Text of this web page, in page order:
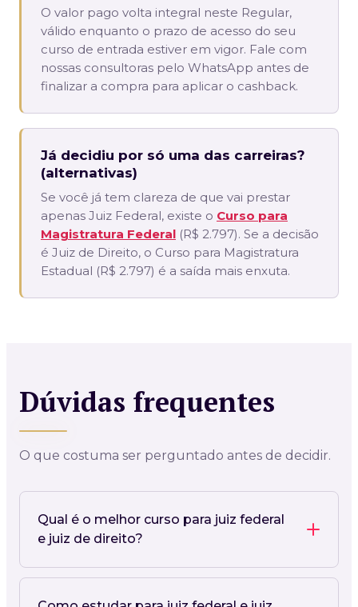
O valor pago volta integral neste Regular,
válido enquanto o prazo de acesso do seu
curso de entrada estiver em vigor. Fale com
nossas consultoras pelo WhatsApp antes de
finalizar a compra para aplicar o cashback.
Já decidiu por só uma das carreiras?
(alternativas)
Se você já tem clareza de que vai prestar
apenas Juiz Federal, existe o Curso para
Magistratura Federal (R$ 2.797). Se a decisão
é Juiz de Direito, o Curso para Magistratura
Estadual (R$ 2.797) é a saída mais enxuta.
Dúvidas frequentes
O que costuma ser perguntado antes de decidir.
Qual é o melhor curso para juiz federal
e juiz de direito?